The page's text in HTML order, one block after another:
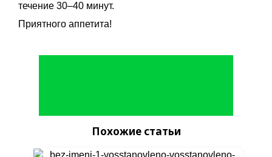
течение 30–40 минут.
Приятного аппетита!
Похожие статьи